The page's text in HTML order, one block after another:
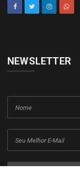
NEWSLETTER